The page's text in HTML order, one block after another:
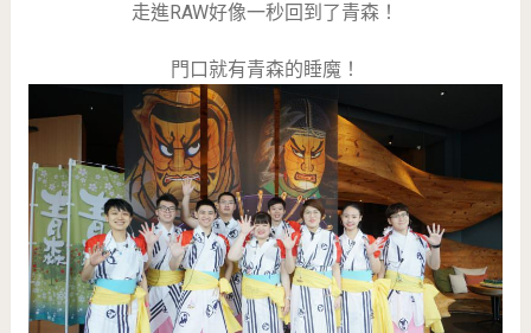
走進RAW好像一秒回到了青森！
門口就有青森的睡魔！